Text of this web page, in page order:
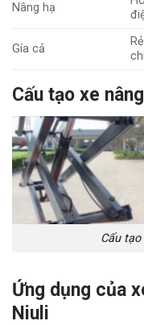
Nâng hạ
Gía cả
Cấu tạo xe
Cấu
Ứng dụng của
Niuli